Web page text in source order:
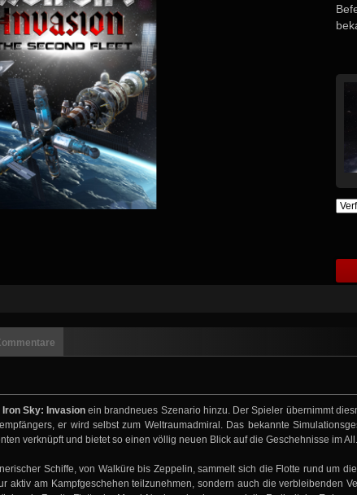
Iron Sky: Invasion ein brandneues Szenario hinzu. Der Spieler übernimmt
er wird selbst zum Weltraumadmiral. Das bekannte
verknüpft und bietet so einen völlig neuen Blick auf die Geschehnisse im All.
Schiffe, von Walküre bis Zeppelin, sammelt sich die Flotte rund um
aktiv am Kampfgeschehen teilzunehmen, sondern auch die verbleibenden